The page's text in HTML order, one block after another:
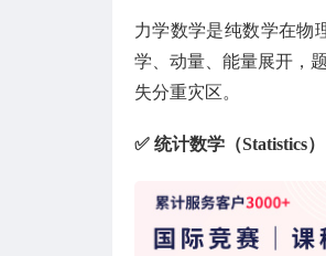
力学数学是纯数学在物
学、动量、能量展开，
失分重灾区。
✅ 统计数学（Statistics）